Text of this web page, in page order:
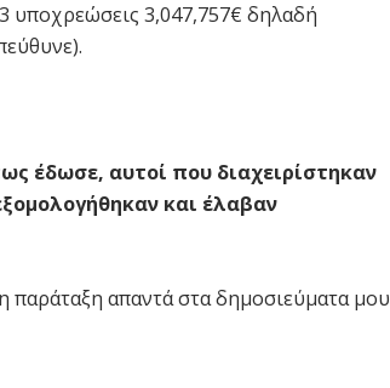
υποχρεώσεις 3,047,757€ δηλαδή
έδωσε, αυτοί που διαχειρίστηκαν
και έλαβαν
απαντά στα δημοσιεύματα μου